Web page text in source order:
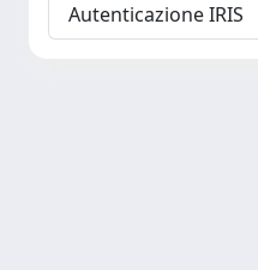
Autenticazione IRIS